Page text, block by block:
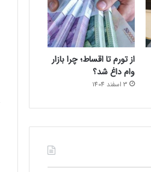
از تورم تا اقساط؛ چرا بازار
وام داغ شد؟
3 اسفند 1404